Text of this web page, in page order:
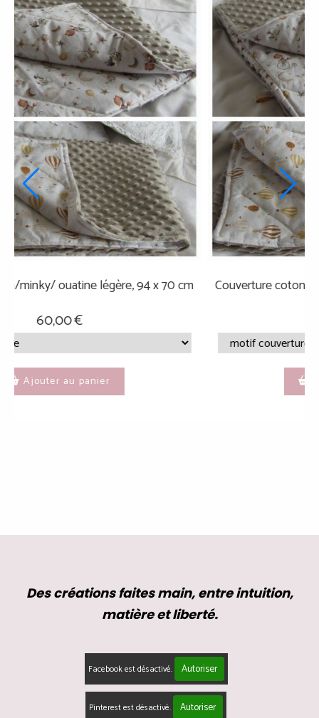
coton/minky/ ouatine légère, 94 x 70 cm
Ajouter au panier
Des créations faites main, entre intuition,
matière et liberté.
Facebook est désactivé. Autoriser
Pinterest est désactivé. Autoriser